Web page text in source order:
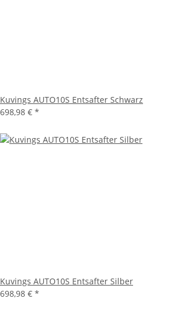
Kuvings AUTO10S Entsafter Schwarz
698,98 € *
Kuvings AUTO10S Entsafter Silber
698,98 € *